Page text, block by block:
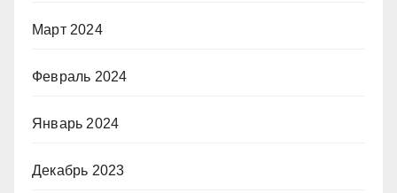
Март 2024
Февраль 2024
Январь 2024
Декабрь 2023